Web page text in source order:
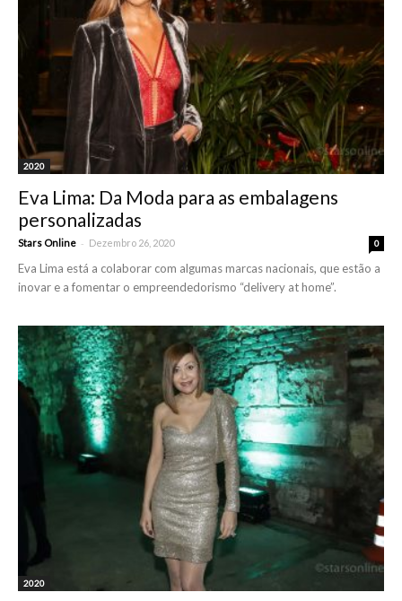
2020
Eva Lima: Da Moda para as embalagens
personalizadas
Stars Online - Dezembro 26, 2020 0
Eva Lima está a colaborar com algumas marcas nacionais, que estão a
inovar e a fomentar o empreendedorismo “delivery at home”.
2020